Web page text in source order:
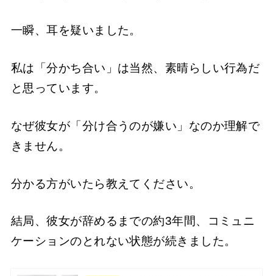
一瞬、耳を疑いました。
私は「分かち合い」は当然、素晴らしい行為だ
と思っています。
なぜ彼女が「分け合うのが嫌い」なのか理解で
きません。
分かる方がいたら教えてください。
結局、彼女が辞めるまでの約3年間、コミュニ
ケーションのとれない状態が続きました。